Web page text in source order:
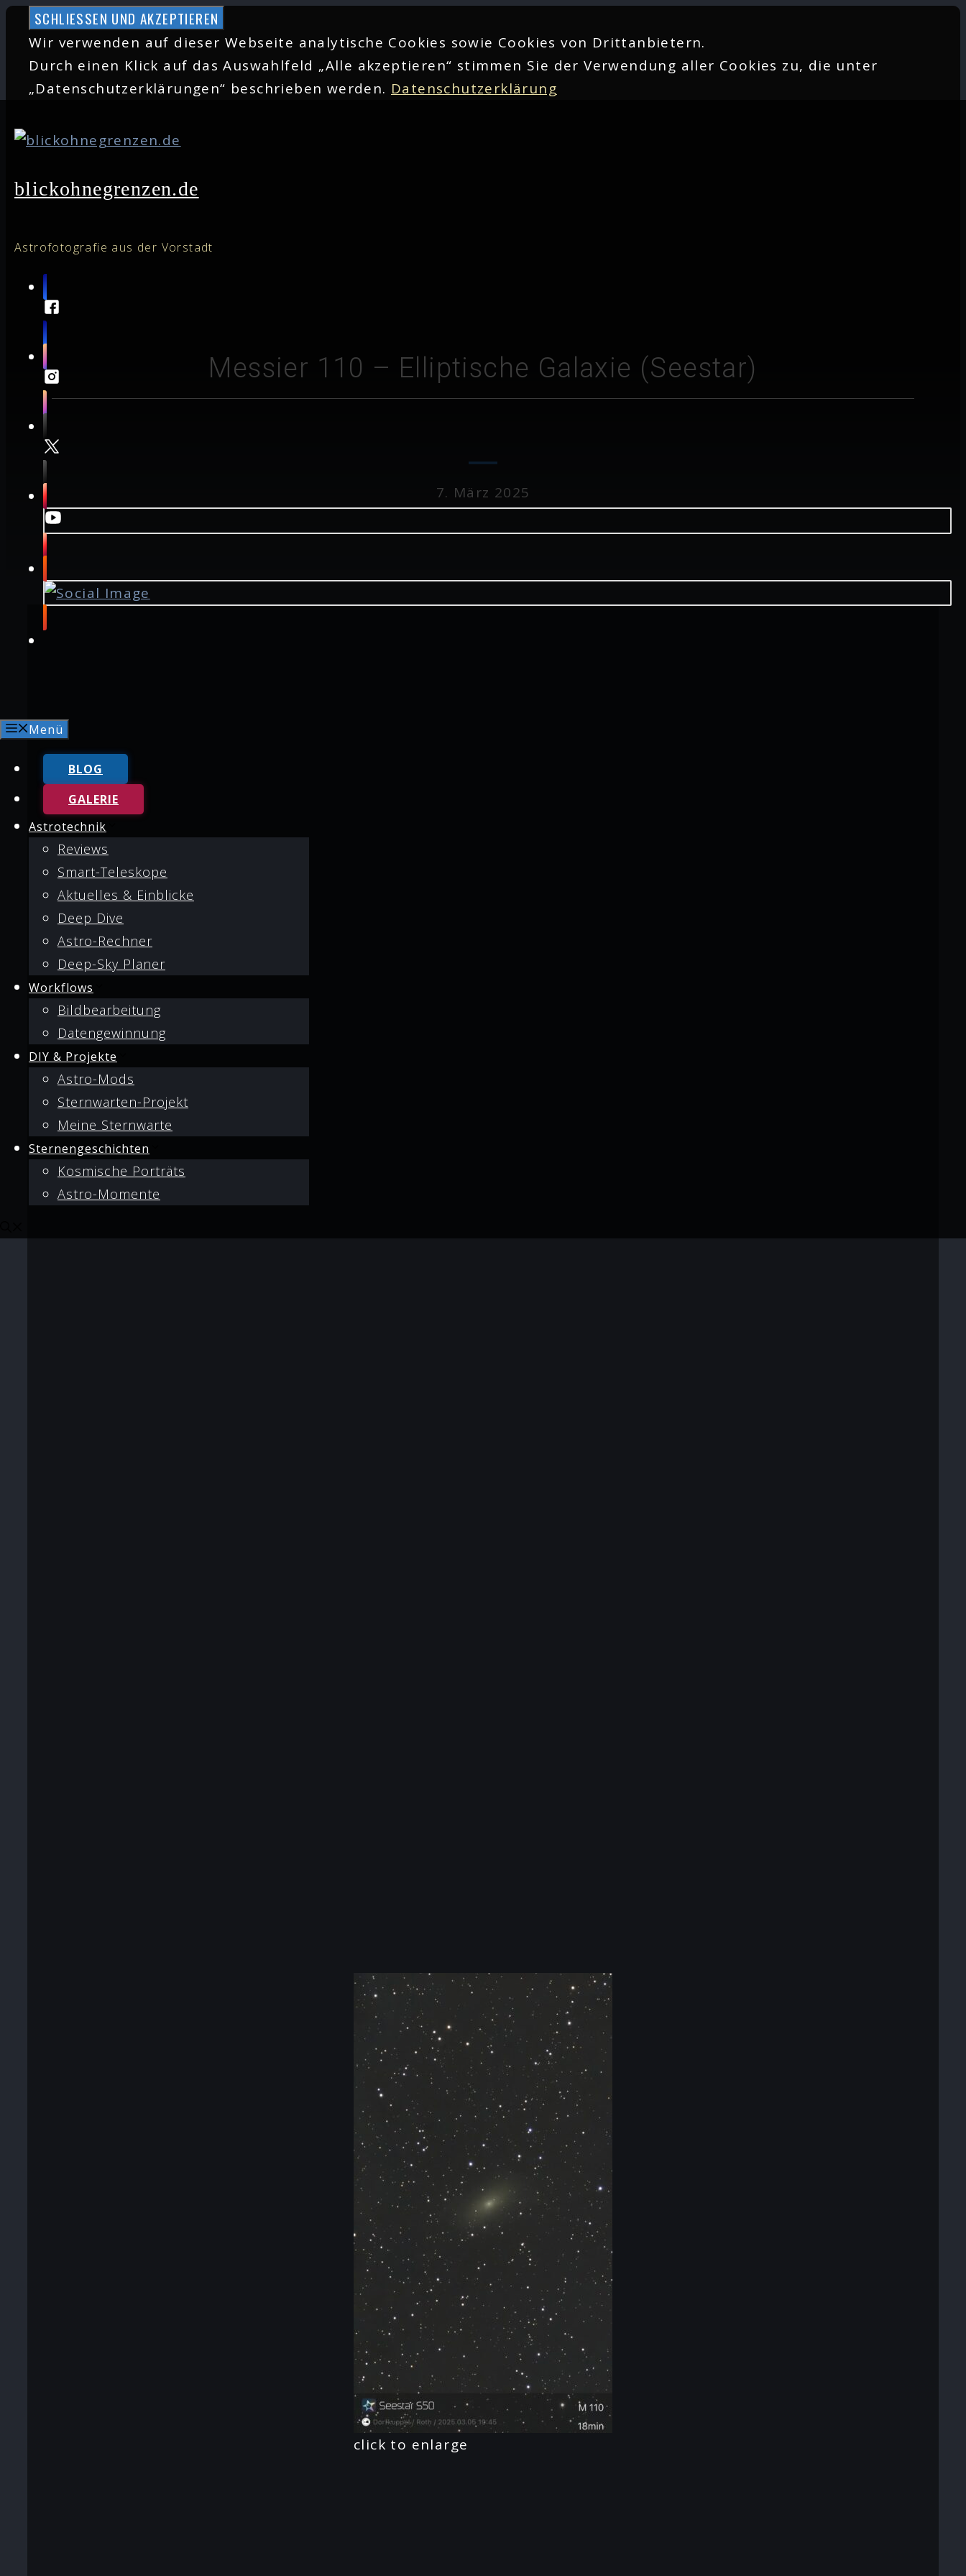
Zum
Inhalt
springen
Wir verwenden auf dieser Webseite analytische Cookies sowie Cookies von Drittanbietern.
Durch einen Klick auf das Auswahlfeld „Alle akzeptieren“ stimmen Sie der Verwendung aller Cookies zu, die unter
„Datenschutzerklärungen“ beschrieben werden. Datenschutzerklärung
blickohnegrenzen.de
Astrofotografie aus der Vorstadt
Menü
BLOG
GALERIE
Astrotechnik
Reviews
Smart-Teleskope
Aktuelles & Einblicke
Deep Dive
Astro-Rechner
Deep-Sky Planer
Workflows
Bildbearbeitung
Datengewinnung
DIY & Projekte
Astro-Mods
Sternwarten-Projekt
Meine Sternwarte
Sternengeschichten
Kosmische Porträts
Astro-Momente
Messier 110 – Elliptische Galaxie (Seestar)
7. März 2025
click to enlarge